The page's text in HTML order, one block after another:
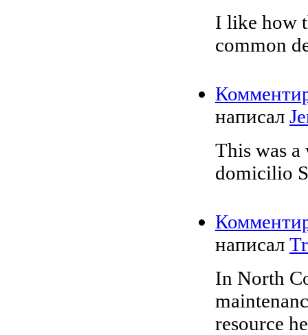
I like how
common
написал
This was
domicilio
написал
In North
resource